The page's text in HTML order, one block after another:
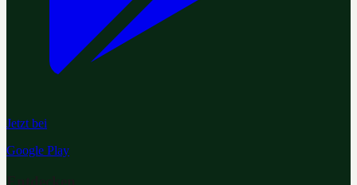
Jetzt bei
Google Play